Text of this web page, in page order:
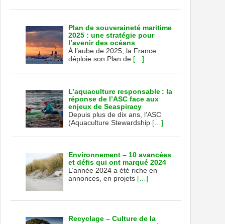
Plan de souveraineté maritime
2025 : une stratégie pour
l’avenir des océans
À l’aube de 2025, la France
déploie son Plan de […]
L’aquaculture responsable : la
réponse de l’ASC face aux
enjeux de Seaspiracy
Depuis plus de dix ans, l’ASC
(Aquaculture Stewardship […]
Environnement – 10 avancées
et défis qui ont marqué 2024
L’année 2024 a été riche en
annonces, en projets […]
Recyclage – Culture de la